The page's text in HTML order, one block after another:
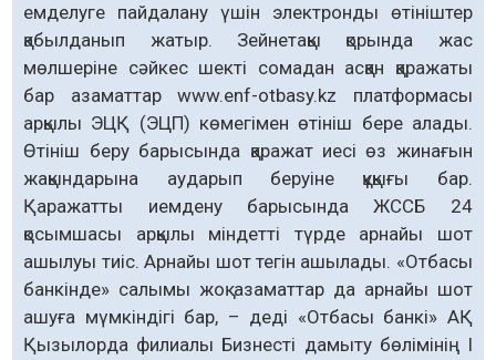
емделуге пайдалану үшін электронды өтініштер
қабылданып жатыр. Зейнетақы қорында жас
мөлшеріне сәйкес шекті сомадан асқан қаражаты
бар азаматтар www.enf-otbasy.kz платформасы
арқылы ЭЦҚ (ЭЦП) көмегімен өтініш бере алады.
Өтініш беру барысында қаражат иесі өз жинағын
жақындарына аударып беруіне құқығы бар.
Қаражатты иемдену барысында ЖССБ 24
қосымшасы арқылы міндетті түрде арнайы шот
ашылуы тиіс. Арнайы шот тегін ашылады. «Отбасы
банкінде» салымы жоқ азаматтар да арнайы шот
ашуға мүмкіндігі бар, – деді «Отбасы банкі» АҚ
Қызылорда филиалы Бизнесті дамыту бөлімінің I